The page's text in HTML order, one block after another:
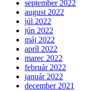
september 2022
august 2022
júl 2022
jún 2022
máj 2022
apríl 2022
marec 2022
február 2022
január 2022
december 2021